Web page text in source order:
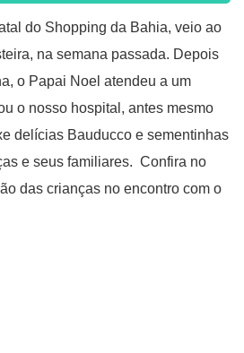
do Shopping da Bahia, veio ao
na semana passada. Depois
o Papai Noel atendeu a um
o nosso hospital, antes mesmo
delícias Bauducco e sementinhas
e seus familiares. Confira no
das crianças no encontro com o